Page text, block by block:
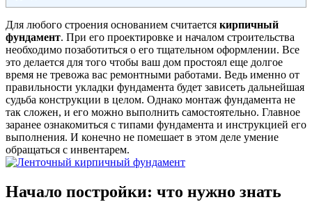
Для любого строения основанием считается кирпичный
фундамент. При его проектировке и началом строительства
необходимо позаботиться о его тщательном оформлении. Все
это делается для того чтобы ваш дом простоял еще долгое
время не тревожа вас ремонтными работами. Ведь именно от
правильности укладки фундамента будет зависеть дальнейшая
судьба конструкции в целом. Однако монтаж фундамента не
так сложен, и его можно выполнить самостоятельно. Главное
заранее ознакомиться с типами фундамента и инструкцией его
выполнения. И конечно не помешает в этом деле умение
обращаться с инвентарем.
Начало постройки: что нужно знать